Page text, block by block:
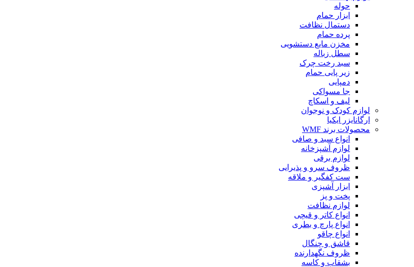
حوله
ابزار حمام
دستمال نظافت
پرده حمام
مخزن مایع دستشویی
سطل زباله
سبد رخت چرک
زیر پایی حمام
دمپایی
جا مسواکی
لیف و اسکاچ
لوازم کودک و نوجوان
ارگانایزر ایکیا
محصولات برند WMF
انواع سبد و صافی
لوازم آشپزخانه
لوازم برقی
ظروف سرو و پذیرایی
ست کفگیر و ملاقه
ابزار آشپزی
پخت و پز
لوازم نظافت
انواع کاتر و قیچی
انواع پارچ و بطری
انواع چاقو
قاشق و چنگال
ظروف نگهدارنده
بشقاب و کاسه